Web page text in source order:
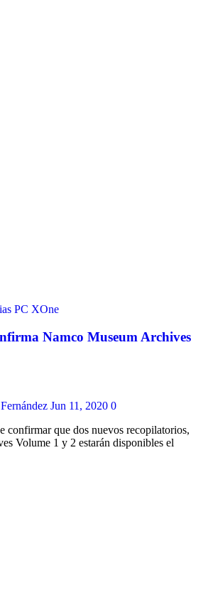
PC XOne
Namco Museum Archives
Jun 11, 2020 0
confirmar que dos nuevos recopilatorios,
Volume 1 y 2 estarán disponibles el